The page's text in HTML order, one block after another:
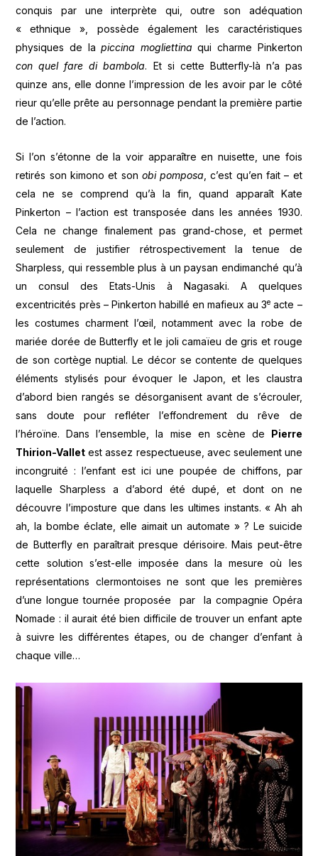
conquis par une interprète qui, outre son adéquation
« ethnique », possède également les caractéristiques
physiques de lapiccina mogliettina qui charme Pinkerton
con quel fare di bambola. Et si cette Butterfly-là n’a pas
quinze ans, elle donne l’impression de les avoir par le côté
rieur qu’elle prête au personnage pendant la première partie
de l’action.
Si l’on s’étonne de la voir apparaître en nuisette, une fois
retirés son kimono et son obi pomposa, c’est qu’en fait – et
cela ne se comprend qu’à la fin, quand apparaît Kate
Pinkerton – l’action est transposée dans les années 1930.
Cela ne change finalement pas grand-chose, et permet
seulement de justifier rétrospectivement la tenue de
Sharpless, qui ressemble plus à un paysan endimanché qu’à
un consul des Etats-Unis à Nagasaki. A quelques
excentricités près – Pinkerton habillé en mafieux au 3e acte –
les costumes charment l’œil, notamment avec la robe de
mariée dorée de Butterfly et le joli camaïeu de gris et rouge
de son cortège nuptial. Le décor se contente de quelques
éléments stylisés pour évoquer le Japon, et les claustra
d’abord bien rangés se désorganisent avant de s’écrouler,
sans doute pour refléter l’effondrement du rêve de
l’héroïne. Dans l’ensemble, la mise en scène de
Pierre
Thirion-Vallet est assez respectueuse, avec seulement une
incongruité : l’enfant est ici une poupée de chiffons, par
laquelle Sharpless a d’abord été dupé, et dont on ne
découvre l’imposture que dans les ultimes instants. « Ah ah
ah, la bombe éclate, elle aimait un automate » ? Le suicide
de Butterfly en paraîtrait presque dérisoire. Mais peut-être
cette solution s’est-elle imposée dans la mesure où les
représentations clermontoises ne sont que les premières
d’une longue tournée proposée par la compagnie Opéra
Nomade : il aurait été bien difficile de trouver un enfant apte
à suivre les différentes étapes, ou de changer d’enfant à
chaque ville…